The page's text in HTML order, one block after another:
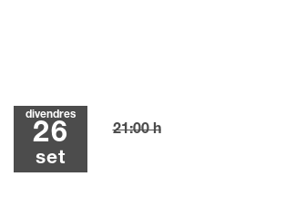
divendres
26
set
21:00 h